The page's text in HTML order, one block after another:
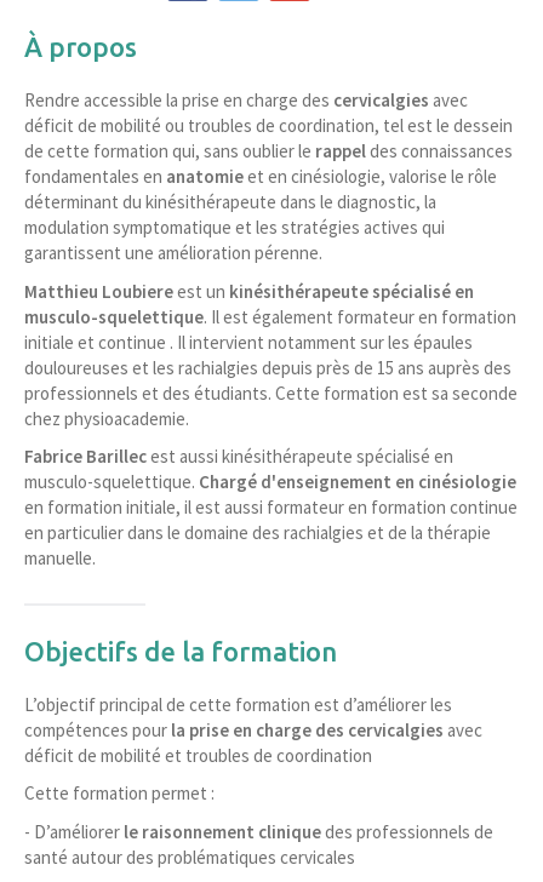
À propos
Rendre accessible la prise en charge des cervicalgies avec
déficit de mobilité ou troubles de coordination, tel est le dessein
de cette formation qui, sans oublier le rappeldes connaissances
fondamentales en anatomieet en cinésiologie, valorise le rôle
déterminant du kinésithérapeute dans le diagnostic, la
modulation symptomatique et les stratégies actives qui
garantissent une amélioration pérenne.
Matthieu Loubiereest un kinésithérapeute spécialisé en
musculo-squelettique. Il est également formateur en formation
initiale et continue . Il intervient notamment sur les épaules
douloureuses et les rachialgies depuis près de 15 ans auprès des
professionnels et des étudiants. Cette formation est sa seconde
chez physioacademie.
Fabrice Barillecest aussi kinésithérapeute spécialisé en
musculo-squelettique. Chargé d'enseignement en cinésiologie
en formation initiale, il est aussi formateur en formation continue
en particulier dans le domaine des rachialgies et de la thérapie
manuelle.
Objectifs de la formation
L’objectif principal de cette formation est d’améliorer les
compétences pour la prise en charge des cervicalgies avec
déficit de mobilité et troubles de coordination
Cette formation permet :
- D’améliorer le raisonnement cliniquedes professionnels de
santé autour des problématiques cervicales